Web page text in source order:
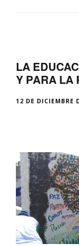
LA
Y PARA LA
12 DE DICIEMBRE